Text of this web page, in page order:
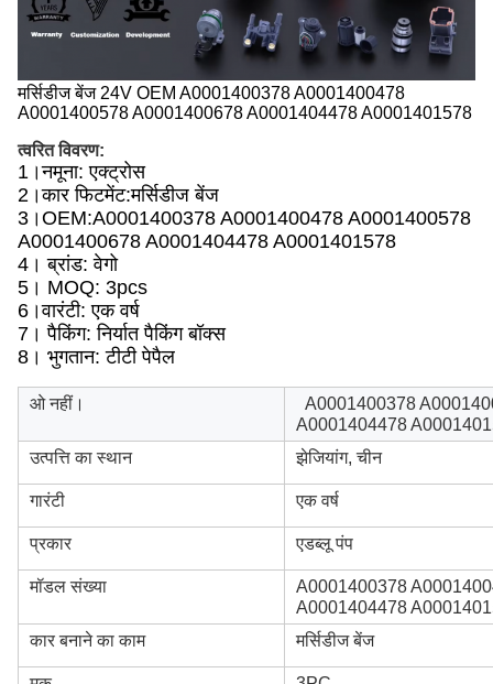
मर्सिडीज बेंज 24V OEM A0001400378 A0001400478
A0001400578 A0001400678 A0001404478 A0001401578
त्वरित विवरण:
1।नमूना: एक्ट्रोस
2।कार फिटमेंट:मर्सिडीज बेंज
3। OEM:A0001400378 A0001400478 A0001400578
A0001400678 A0001404478 A0001401578
4। ब्रांड: वेगो
5। MOQ: 3pcs
6।वारंटी: एक वर्ष
7। पैकिंग: निर्यात पैकिंग बॉक्स
8। भुगतान: टीटी पेपैल
ओ नहीं।
A0001400378
A0001404478
उत्पत्ति का स्थान
झेजियांग, चीन
गारंटी एक वर्ष
प्रकार एडब्लू पंप
मॉडल संख्या
A0001400378
A0001404478
कार बनाने का काम
मर्सिडीज बेंज